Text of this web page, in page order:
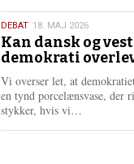
18.
maj
2026
DEBAT 18. MAJ 2026
Kan dansk og
demokrati
Vi overser let, at
en tynd porcelænsvase, der
stykker, hvis vi…